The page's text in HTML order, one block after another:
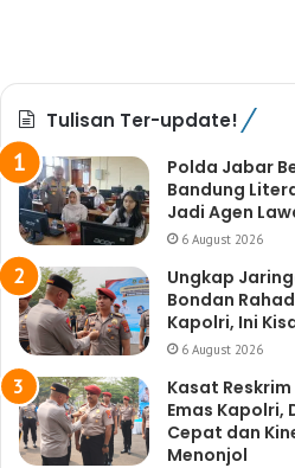
Tulisan Ter-update!
Polda Jabar
Bandung
Jadi Agen
6 August 2026
Ungkap
Bondan
Kapolri, Ini
6 August 2026
Kasat Reskrim
Emas Kapolri,
Cepat dan
Menonjol